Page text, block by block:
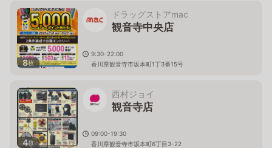
8枚
ドラッグストアmac
観音寺中央店
9:30-22:00
香川県観音寺市坂本町1丁3番15号
4枚
西村ジョイ
観音寺店
09:00-19:30
香川県観音寺市坂本町6丁目3-22